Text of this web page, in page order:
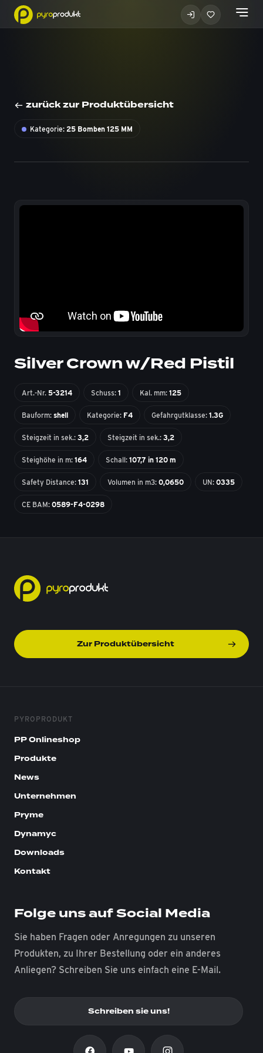
zurück zur Produktübersicht
Kategorie: 25 Bomben 125 MM
Silver Crown w/Red Pistil
Art.-Nr. 5-3214 Schuss: 1 Kal. mm: 125
Bauform: shell Kategorie: F4 Gefahrgutklasse: 1.3G
Steigzeit in sek.: 3,2 Steigzeit in sek.: 3,2
Steighöhe in m: 164 Schall: 107,7 in 120 m
Safety Distance: 131 Volumen in m3: 0,0650 UN: 0335
CE BAM: 0589-F4-0298
Zur Produktübersicht
PYROPRODUKT
PP Onlineshop
Produkte
News
Unternehmen
Pryme
Dynamyc
Downloads
Kontakt
Folge uns auf Social Media
Sie haben Fragen oder Anregungen zu unseren
Produkten, zu Ihrer Bestellung oder ein anderes
Anliegen? Schreiben Sie uns einfach eine E-Mail.
Schreiben sie uns!